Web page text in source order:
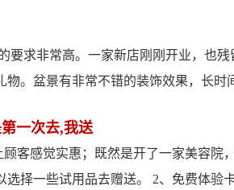
要求非常高。一家新店刚刚开业，也
。盆景有非常不错的装饰效果，长时
一次去,我送
客感觉实惠；既然是开了一家美容院
择一些试用品去赠送。 2、免费体验